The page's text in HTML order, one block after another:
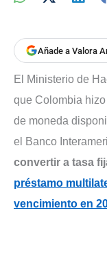
Añade a Valora
El Ministerio de
que Colombia
de moneda
el Banco
convertir a tasa
préstamo
vencimiento en